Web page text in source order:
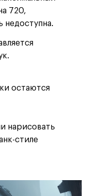
720,
недоступна.
остаются
нарисовать
стиле